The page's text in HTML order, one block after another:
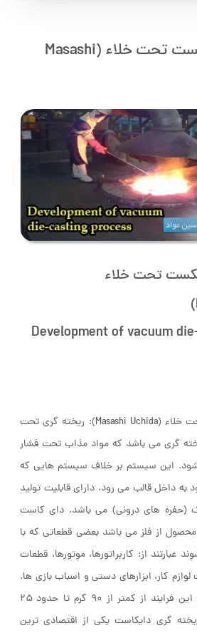
توسعه فرایند دایکست تحت خلاء (Masashi
تحت خلاء
Development of vacuum
توسعه فرایند دایکست تحت خلاء (Masashi Uchida): ریخته گری تحت
گری می باشد که مواد مذاب تحت فشار
این سیستم بر خلاف سیستم هایی که
داخل قالب می رود، دارای قابلیت تولید
(حفره های درونی) می باشد. دای کاست
از فلز می باشد بعضی قطعاتی که با
از: کاربراتورها، موتورها، قطعات
کار، ابزارهای دستی و اسباب بازی ها.
وزن اکثر قطعات ریختگی این فرایند از کمتر از ۹۰ گرم تا حدود ۲۵
گری دایکاست یکی از اقتصادی ترین